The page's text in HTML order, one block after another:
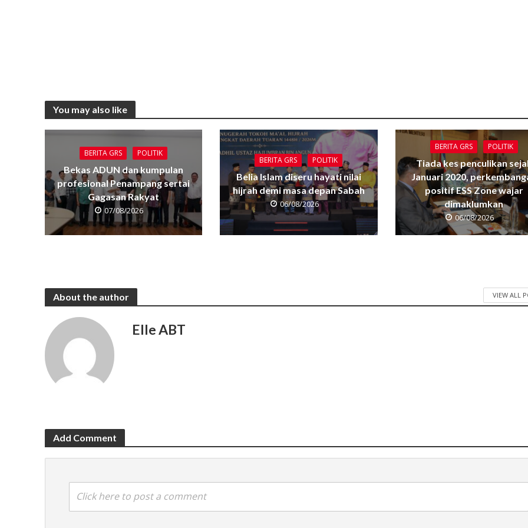
You may also like
BERITA GRS POLITIK
Bekas ADUN dan kumpulan
profesional Penampang sertai
Gagasan Rakyat
07/08/2026
BERITA GRS POLITIK
Belia Islam diseru hayati nilai
hijrah demi masa depan Sabah
06/08/2026
BERITA GRS POLITIK
Tiada kes penculikan
Januari 2020,
positif ESS Zone wajar
dimaklumkan
06/08/2026
About the author VIEW ALL
Elle ABT
Add Comment
Click here to post a comment